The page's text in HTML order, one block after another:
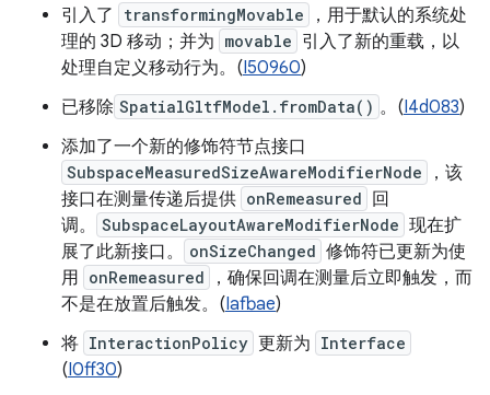
引入了
transformingMovable
，用于默认的系统处
理的 3D 移动；并为 movable 引入了新的重载，以
处理自定义移动行为。(I50960)
已移除 SpatialGltfModel.fromData() 。(I4d083)
添加了一个新的修饰符节点接口
SubspaceMeasuredSizeAwareModifierNode
，该
接口在测量传递后提供 onRemeasured
回
调。
SubspaceLayoutAwareModifierNode 现在扩
展了此新接口。
onSizeChanged 修饰符已更新为使
用 onRemeasured
，确保回调在测量后立即触发，而
不是在放置后触发。(Iafbae)
将 InteractionPolicy 更新为 Interface
(I0ff30)